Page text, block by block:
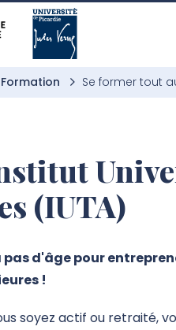
Formation Se former tout
(IUTA)
pas d'âge pour
!
soyez actif ou retraité,